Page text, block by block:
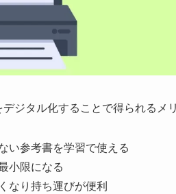
ジタル化することで得られるメ
い参考書を学習で使える
小限になる
なり持ち運びが便利